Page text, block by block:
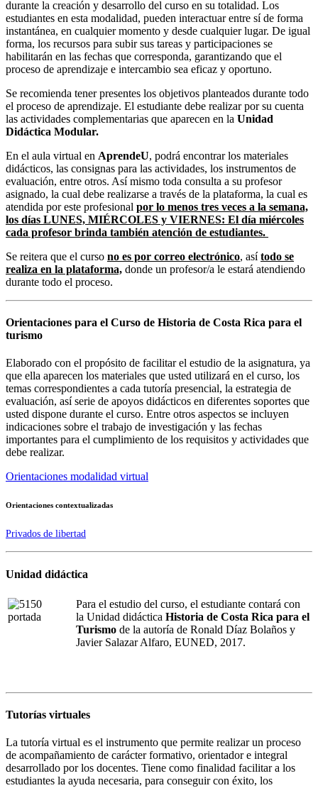
durante la creación y desarrollo del curso en su totalidad. Los
estudiantes en esta modalidad, pueden interactuar entre sí de forma
instantánea, en cualquier momento y desde cualquier lugar. De igual
forma, los recursos para subir sus tareas y participaciones se
habilitarán en las fechas que corresponda, garantizando que el
proceso de aprendizaje e intercambio sea eficaz y oportuno.
Se recomienda tener presentes los objetivos planteados durante todo
el proceso de aprendizaje. El estudiante debe realizar por su cuenta
las actividades complementarias que aparecen en la Unidad
Didáctica Modular.
En el aula virtual en AprendeU, podrá encontrar los materiales
didácticos, las consignas para las actividades, los instrumentos de
evaluación, entre otros. Así mismo toda consulta a su profesor
asignado, la cual debe realizarse a través de la plataforma, la cual es
atendida por este profesional por lo menos tres veces a la semana,
los días LUNES, MIÉRCOLES y VIERNES: El día miércoles
cada profesor brinda también atención de estudiantes.
Se reitera que el curso no es por correo electrónico, asítodo se
realiza en la plataforma, donde un profesor/a le estará atendiendo
durante todo el proceso.
Orientaciones para el Curso de Historia de Costa Rica para el
turismo
Elaborado con el propósito de facilitar el estudio de la asignatura, ya
que ella aparecen los materiales que usted utilizará en el curso, los
temas correspondientes a cada tutoría presencial, la estrategia de
evaluación, así serie de apoyos didácticos en diferentes soportes que
usted dispone durante el curso. Entre otros aspectos se incluyen
indicaciones sobre el trabajo de investigación y las fechas
importantes para el cumplimiento de los requisitos y actividades que
debe realizar.
Orientaciones modalidad virtual
Orientaciones contextualizadas
Privados de libertad
Unidad didáctica
Para el estudio del curso, el estudiante contará con
la Unidad didáctica Historia de Costa Rica para el
Turismo de la autoría de Ronald Díaz Bolaños y
Javier Salazar Alfaro, EUNED, 2017.
Tutorías virtuales
La tutoría virtual es el instrumento que permite realizar un proceso
de acompañamiento de carácter formativo, orientador e integral
desarrollado por los docentes. Tiene como finalidad facilitar a los
estudiantes la ayuda necesaria, para conseguir con éxito, los